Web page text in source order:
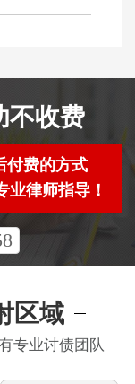
不收费
付费的方式
业律师指导！
区域
专业讨债团队